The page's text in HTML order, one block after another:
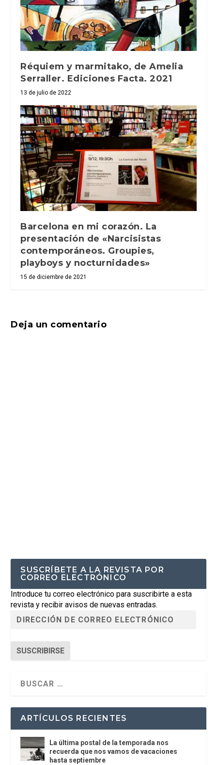
Réquiem y marmitako, de Amelia
Serraller. Ediciones Facta. 2021
13 de julio de 2022
Barcelona en mi corazón. La
presentación de «Narcisistas
contemporáneos. Groupies,
playboys y nocturnidades»
15 de diciembre de 2021
Deja un comentario
SUSCRÍBETE A LA REVISTA POR
CORREO ELECTRÓNICO
Introduce tu correo electrónico para suscribirte a esta
revista y recibir avisos de nuevas entradas.
SUSCRIBIRSE
ARTÍCULOS RECIENTES
La última postal de la temporada nos
recuerda que nos vamos de vacaciones
hasta septiembre